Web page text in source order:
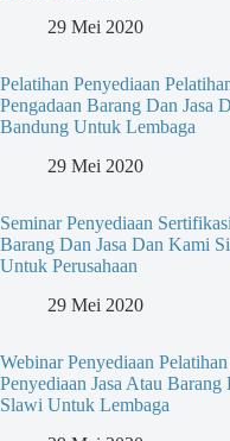
29 Mei 2020
Pelatihan Penyediaan
Pengadaan Barang Dan Jasa
Bandung Untuk Lembaga
29 Mei 2020
Seminar Penyediaan
Barang Dan Jasa Dan Kami
Untuk Perusahaan
29 Mei 2020
Webinar Penyediaan
Penyediaan Jasa Atau
Slawi Untuk Lembaga